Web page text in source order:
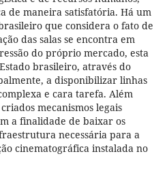
de maneira satisfatória. Há um
que considera o fato de
das salas se encontra em
do próprio mercado, esta
brasileiro, através do
a disponibilizar linhas
e cara tarefa. Além
mecanismos legais
a finalidade de baixar os
necessária para a
cinematográfica instalada no